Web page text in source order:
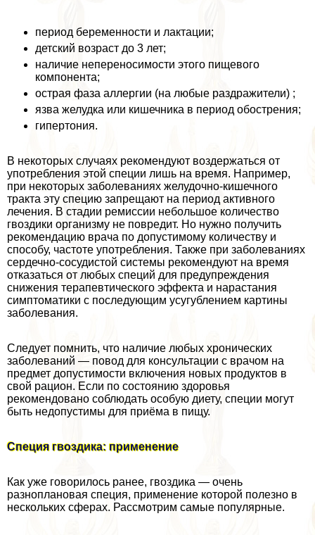
период беременности и лактации;
детский возраст до 3 лет;
наличие непереносимости этого пищевого
компонента;
острая фаза аллергии (на любые раздражители) ;
язва желудка или кишечника в период обострения;
гипертония.
В некоторых случаях рекомендуют воздержаться от
употрeбления этой специи лишь на время. Например,
при некоторых заболеваниях желудочно-кишечного
тpaкта эту специю запрещают на период активного
лечения. В стадии ремиссии небольшое количество
гвоздики организму не повредит. Но нужно получить
рекомендацию врача по допустимому количеству и
способу, частоте употрeбления. Также при заболеваниях
сердечно-сосудистой системы рекомендуют на время
отказаться от любых специй для предупреждения
снижения терапевтического эффекта и нарастания
симптоматики с последующим усугублением картины
заболевания.
Следует помнить, что наличие любых хронических
заболеваний — повод для консультации с врачом на
предмет допустимости включения новых продуктов в
свой рацион. Если по состоянию здоровья
рекомендовано соблюдать особую диету, специи могут
быть недопустимы для приёма в пищу.
Специя гвоздика: применение
Как уже говорилось ранее, гвоздика — очень
разноплановая специя, применение которой полезно в
нескольких сферах. Рассмотрим самые популярные.